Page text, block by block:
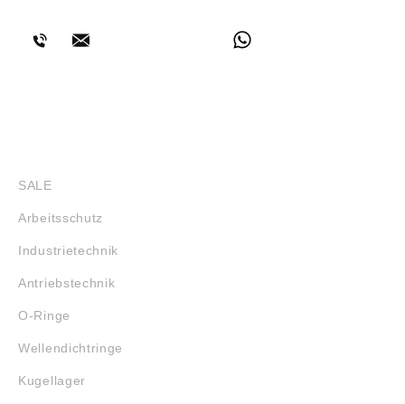
SALE
Arbeitsschutz
Industrietechnik
Antriebstechnik
O-Ringe
Wellendichtringe
Kugellager